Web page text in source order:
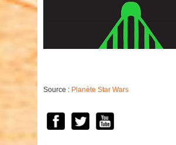
Source : Planète Star Wars